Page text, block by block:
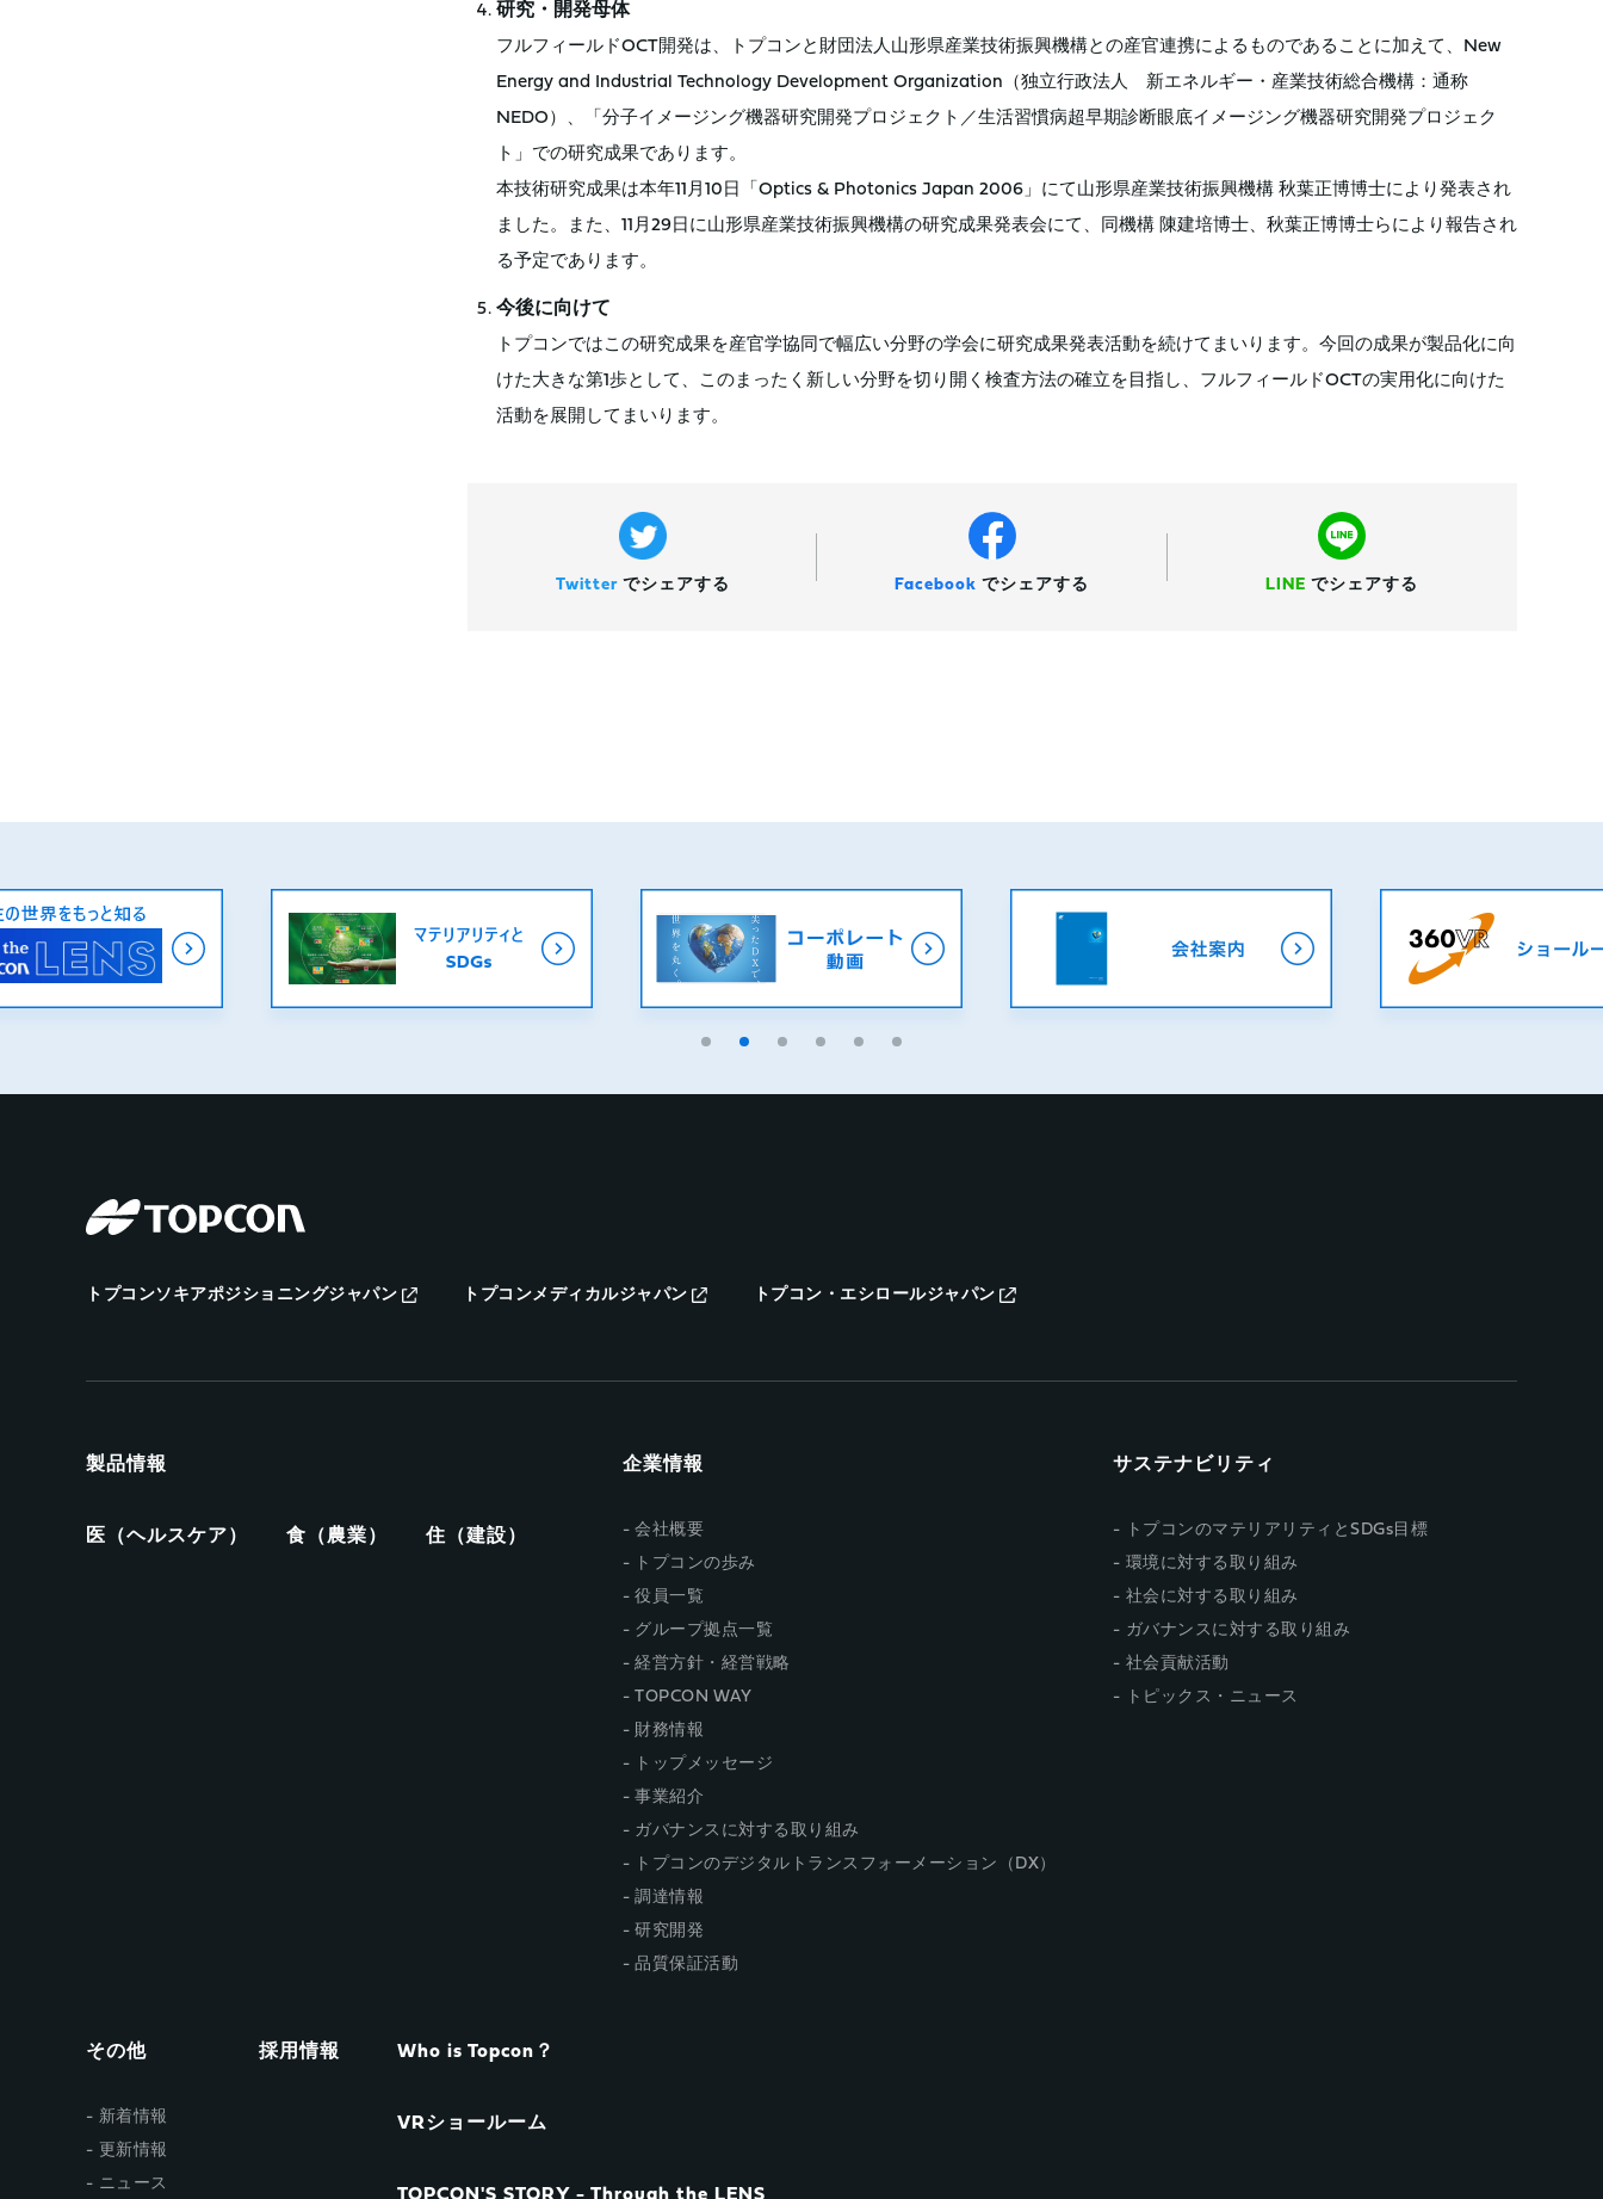
研究・開発母体
フルフィールドOCT開発は、トプコンと財団法人山形県産業技術振興機構との産官連携によるものであることに加えて、New
Energy and Industrial Technology Development Organization（独立行政法人 新エネルギー・産業技術総合機構：通称
NEDO）、「分子イメージング機器研究開発プロジェクト／生活習慣病超早期診断眼底イメージング機器研究開発プロジェク
ト」での研究成果であります。
本技術研究成果は本年11月10日「Optics & Photonics Japan 2006」にて山形県産業技術振興機構 秋葉正博博士により発表され
ました。また、11月29日に山形県産業技術振興機構の研究成果発表会にて、同機構 陳建培博士、秋葉正博博士らにより報告され
る予定であります。
今後に向けて
トプコンではこの研究成果を産官学協同で幅広い分野の学会に研究成果発表活動を続けてまいります。今回の成果が製品化に向
けた大きな第1歩として、このまったく新しい分野を切り開く検査方法の確立を目指し、フルフィールドOCTの実用化に向けた
活動を展開してまいります。
Twitterでシェアする Facebook でシェアする LINE でシェアする
トプコンソキアポジショニングジャパン トプコンメディカルジャパン トプコン・エシロールジャパン
製品情報
医（ヘルスケア） 食（農業） 住（建設）
企業情報
会社概要
トプコンの歩み
役員一覧
グループ拠点一覧
経営方針・経営戦略
TOPCON WAY
財務情報
トップメッセージ
事業紹介
ガバナンスに対する取り組み
トプコンのデジタルトランスフォーメーション（DX）
調達情報
研究開発
品質保証活動
サステナビリティ
トプコンのマテリアリティとSDGs目標
環境に対する取り組み
社会に対する取り組み
ガバナンスに対する取り組み
社会貢献活動
トピックス・ニュース
その他
新着情報
更新情報
ニュース
採用情報 Who is Topcon？
VRショールーム